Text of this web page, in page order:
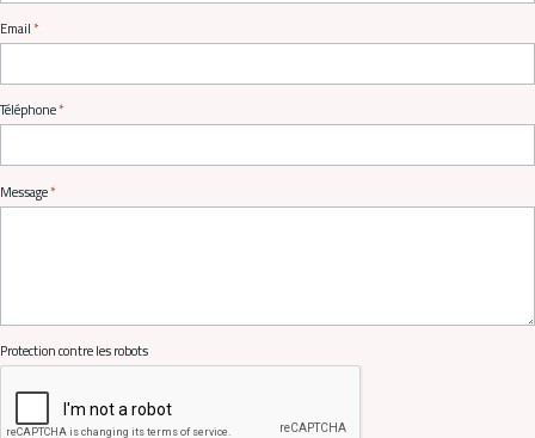
Email
Téléphone
Message
Protection contre les robots